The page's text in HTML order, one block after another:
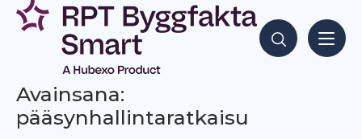
Siirry
sisältöön
Hae sisältöjä
Avainsana:
pääsynhallintaratkaisu